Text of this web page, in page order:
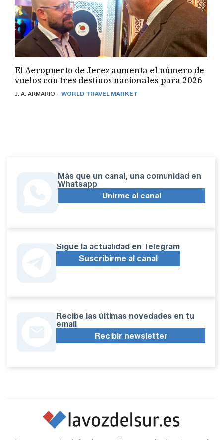
El Aeropuerto de Jerez aumenta el número de
vuelos con tres destinos nacionales para 2026
J. A. ARMARIO · WORLD TRAVEL MARKET
Más que un canal, una comunidad en
Whatsapp
Unirme al canal
Sígue la actualidad en Telegram
Suscribirme al canal
Recibe las últimas novedades en tu
email
Recibir newsletter